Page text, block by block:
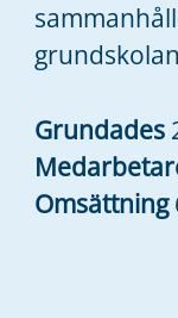
Grundades
Omsättning